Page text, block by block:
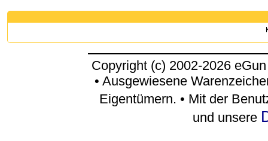
Copyright (c) 2002-2026
• Ausgewiesene
Eigentümern. • Mit der
und unsere